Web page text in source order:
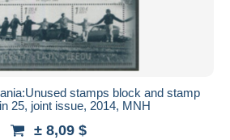
stamps block and stamp
25, joint issue, 2014, MNH
± 8,09 $